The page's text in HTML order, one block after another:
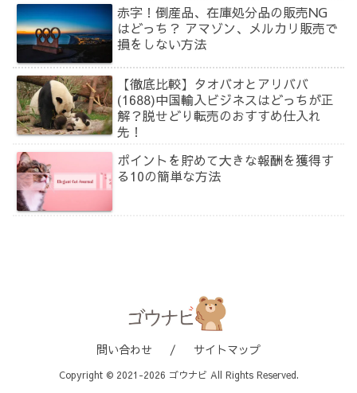
赤字！倒産品、在庫処分品の販売NG
はどっち？ アマゾン、メルカリ販売で
損をしない方法
【徹底比較】タオバオとアリババ
(1688)中国輸入ビジネスはどっちが正
解？脱せどり転売のおすすめ仕入れ
先！
ポイントを貯めて大きな報酬を獲得す
る10の簡単な方法
問い合わせ サイトマップ
Copyright © 2021-2026 ゴウナビ All Rights Reserved.